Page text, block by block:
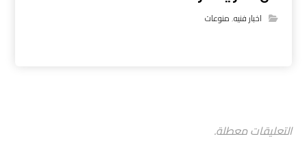
اخبار فنيه,منوعات
التعليقات معطلة.